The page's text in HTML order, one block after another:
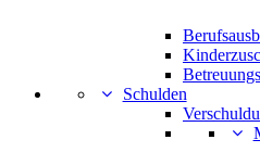
Schulden